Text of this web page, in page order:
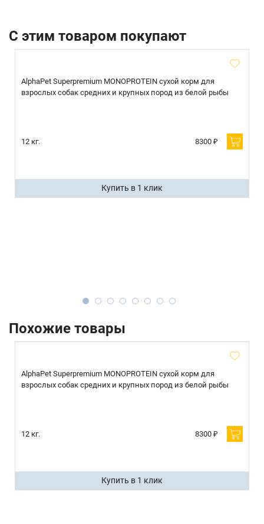
С этим товаром покупают
AlphaPet Superpremium MONOPROTEIN сухой корм для
взрослых собак средних и крупных пород из белой рыбы
12 кг. 8300 ₽
Купить в 1 клик
Похожие товары
AlphaPet Superpremium MONOPROTEIN сухой корм для
взрослых собак средних и крупных пород из белой рыбы
12 кг. 8300 ₽
Купить в 1 клик